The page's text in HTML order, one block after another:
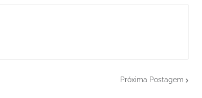
Próxima Postagem